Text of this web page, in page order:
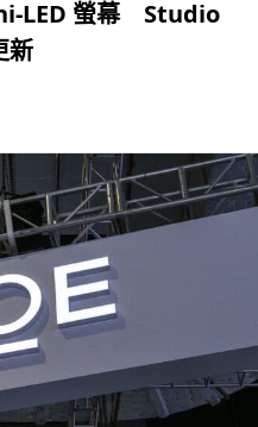
LED 螢幕 Studio
新